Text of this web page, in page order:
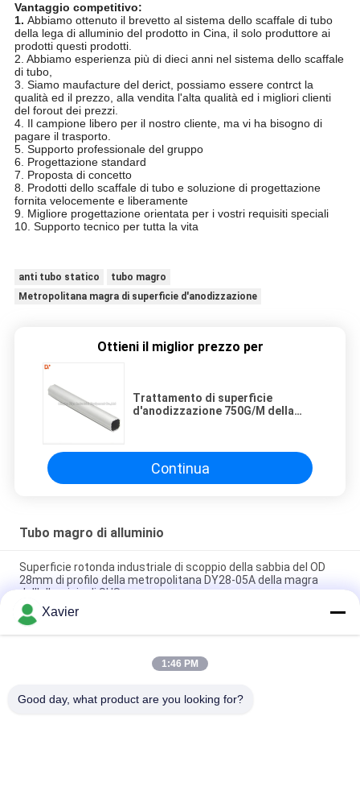
Vantaggio competitivo:
1. Abbiamo ottenuto il brevetto al sistema dello scaffale di tubo
della lega di alluminio del prodotto in Cina, il solo produttore ai
prodotti questi prodotti.
2. Abbiamo esperienza più di dieci anni nel sistema dello scaffale
di tubo,
3. Siamo maufacture del derict, possiamo essere contrct la
qualità ed il prezzo, alla vendita l'alta qualità ed i migliori clienti
del forout dei prezzi.
4. Il campione libero per il nostro cliente, ma vi ha bisogno di
pagare il trasporto.
5. Supporto professionale del gruppo
6. Progettazione standard
7. Proposta di concetto
8. Prodotti dello scaffale di tubo e soluzione di progettazione
fornita velocemente e liberamente
9. Migliore progettazione orientata per i vostri requisiti speciali
10. Supporto tecnico per tutta la vita
anti tubo statico
tubo magro
Metropolitana magra di superficie d'anodizzazione
Ottieni il miglior prezzo per
Trattamento di superficie
d'anodizzazione 750G/M della
28 43mm
Continua
Tubo magro di alluminio
Superficie rotonda industriale di scoppio della sabbia del OD
28mm di profilo della metropolitana DY28-05A della magra
dell'alluminio di SUS
DY28-03A Tubo in lega d'argento di alluminio industriale OD 28
mm
DY28-05A OD 28mm Anodizing Alloy Aluminium Lean Tube
Xavier
1:46 PM
Good day, what product are you looking for?